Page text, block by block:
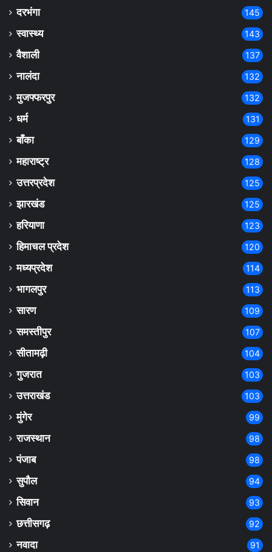
दरभंगा 145
स्वास्थ्य 143
वैशाली 137
नालंदा 132
मुजफ्फरपुर 132
धर्म 131
बाँका 129
महाराष्ट्र 128
उत्तरप्रदेश 125
झारखंड 125
हरियाणा 123
हिमाचल प्रदेश 120
मध्यप्रदेश 114
भागलपुर 113
सारण 109
समस्तीपुर 107
सीतामढ़ी 104
गुजरात 103
उत्तराखंड 103
मुंगेर 99
राजस्थान 98
पंजाब 98
सुपौल 94
सिवान 93
छत्तीसगढ़ 92
नवादा 91